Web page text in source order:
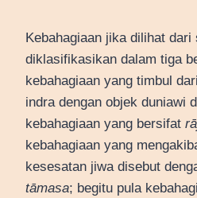
Kebahagiaan jika dilihat dari
diklasifikasikan dalam tiga
kebahagiaan yang timbul
indra dengan objek duniawi
kebahagiaan yang bersifat
kebahagiaan yang
kesesatan jiwa disebut
tāmasa; begitu pula